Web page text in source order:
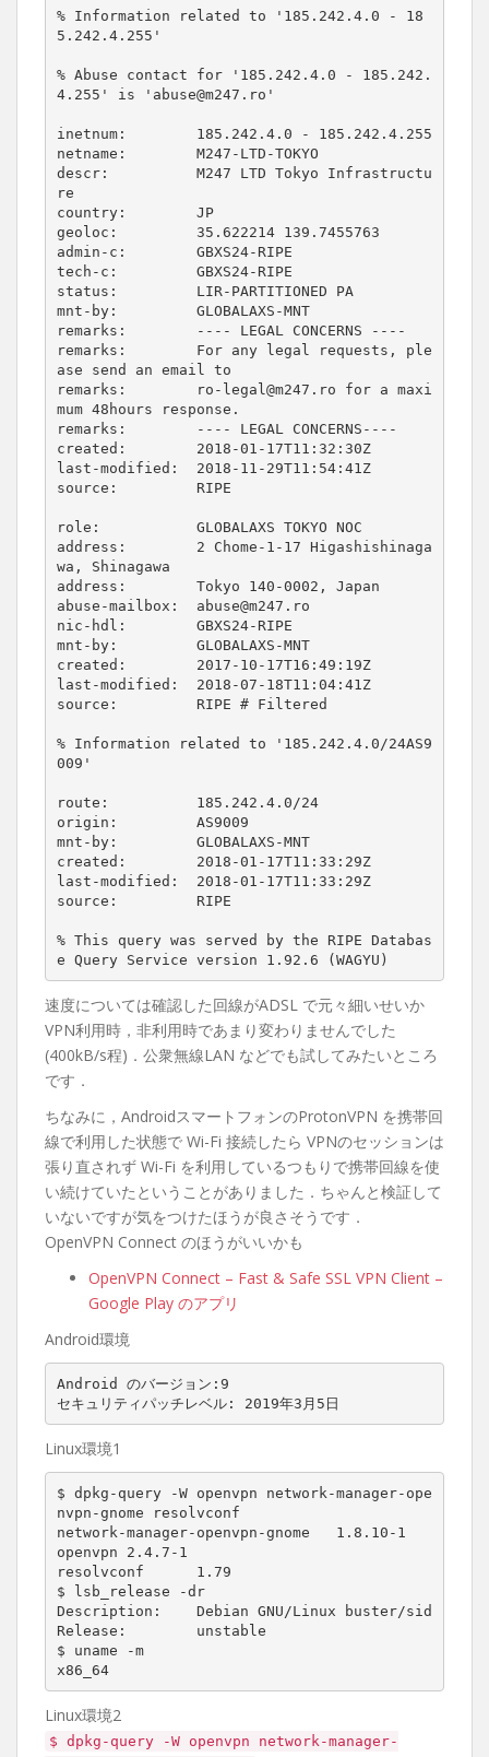
% Information related to '185.242.4.0 - 18
5.242.4.255'
% Abuse contact for '185.242.4.0 - 185.242.
4.255' is 'abuse@m247.ro'
inetnum:        185.242.4.0 - 185.242.4.255
netname:        M247-LTD-TOKYO
descr:          M247 LTD Tokyo Infrastructu
re
country:        JP
geoloc:         35.622214 139.7455763
admin-c:        GBXS24-RIPE
tech-c:         GBXS24-RIPE
status:         LIR-PARTITIONED PA
mnt-by:         GLOBALAXS-MNT
remarks:        ---- LEGAL CONCERNS ----
remarks:        For any legal requests, ple
ase send an email to
remarks:        ro-legal@m247.ro for a maxi
mum 48hours response.
remarks:        ---- LEGAL CONCERNS----
created:        2018-01-17T11:32:30Z
last-modified:  2018-11-29T11:54:41Z
source:         RIPE
role:           GLOBALAXS TOKYO NOC
address:        2 Chome-1-17 Higashishinaga
wa, Shinagawa
address:        Tokyo 140-0002, Japan
abuse-mailbox:  abuse@m247.ro
nic-hdl:        GBXS24-RIPE
mnt-by:         GLOBALAXS-MNT
created:        2017-10-17T16:49:19Z
last-modified:  2018-07-18T11:04:41Z
source:         RIPE # Filtered
% Information related to '185.242.4.0/24AS9
009'
route:          185.242.4.0/24
origin:         AS9009
mnt-by:         GLOBALAXS-MNT
created:        2018-01-17T11:33:29Z
last-modified:  2018-01-17T11:33:29Z
source:         RIPE
% This query was served by the RIPE Databas
速度については確認した回線がADSL で元々細いせいか
VPN利用時，非利用時であまり変わりませんでした
(400kB/s程)．公衆無線LAN などでも試してみたいところ
です．
ちなみに，AndroidスマートフォンのProtonVPN を携帯回
線で利用した状態で Wi-Fi 接続したら VPNのセッションは
張り直されず Wi-Fi を利用しているつもりで携帯回線を使
い続けていたということがありました．ちゃんと検証して
いないですが気をつけたほうが良さそうです．
OpenVPN Connect のほうがいいかも
OpenVPN Connect – Fast & Safe SSL VPN Client –
Google Play のアプリ
Android環境
Android のバージョン:9
Linux環境1
$ dpkg-query -W openvpn network-manager-ope
nvpn-gnome resolvconf
network-manager-openvpn-gnome   1.8.10-1
openvpn 2.4.7-1
resolvconf      1.79
$ lsb_release -dr
Description:    Debian GNU/Linux buster/sid
Release:        unstable
$ uname -m
x86_64
Linux環境2
$ dpkg-query -W openvpn network-manager-